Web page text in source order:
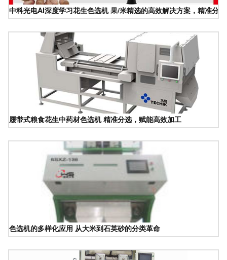
中科光电AI深度学习花生色选机 果/米精选的高效解决方案，精准分
履带式粮食花生中药材色选机 精准分选，赋能高效加工
色选机的多样化应用 从大米到石英砂的分类革命